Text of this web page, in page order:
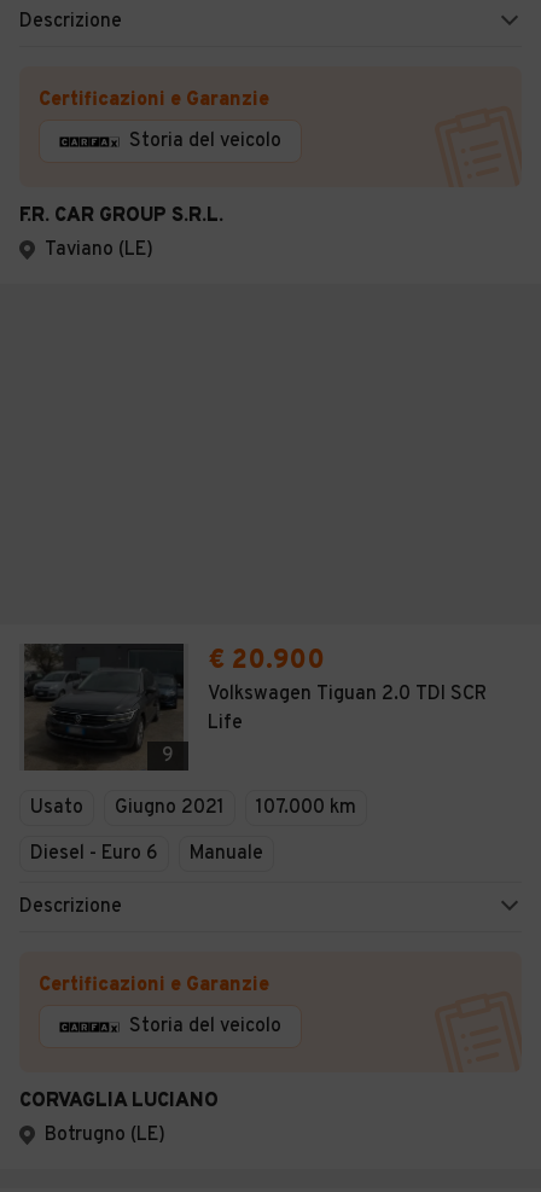
Descrizione
Certificazioni e Garanzie
Storia del veicolo
F.R. CAR GROUP S.R.L.
Taviano (LE)
9
€ 20.900
Volkswagen Tiguan 2.0 TDI SCR
Life
Usato Giugno 2021
107.000 km
Diesel - Euro 6
Manuale
Descrizione
Certificazioni e Garanzie
Storia del veicolo
CORVAGLIA LUCIANO
Botrugno (LE)